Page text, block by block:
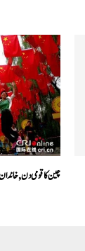
چین کا قومی دن,